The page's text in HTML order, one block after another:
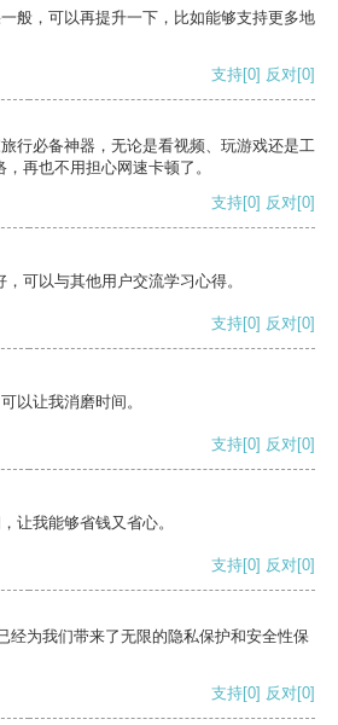
般，可以再提升一下，比如能够支持更多地
支持[0] 反对[0]
行必备神器，无论是看视频、玩游戏还是工
再也不用担心网速卡顿了。
支持[0] 反对[0]
可以与其他用户交流学习心得。
支持[0] 反对[0]
以让我消磨时间。
支持[0] 反对[0]
让我能够省钱又省心。
支持[0] 反对[0]
经为我们带来了无限的隐私保护和安全性保
支持[0] 反对[0]